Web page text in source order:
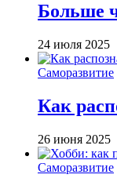
Больше
24 июля 2025
Саморазвитие
Как
26 июня 2025
Саморазвитие